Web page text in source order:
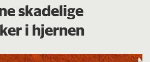
skadelige
i hjernen